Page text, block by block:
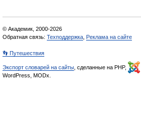
© Академик, 2000-2026
Обратная связь: Техподдержка Реклама на сайте
👣 Путешествия
Экспорт словарей на сайты , сделанные на PHP,
WordPress, MODx.